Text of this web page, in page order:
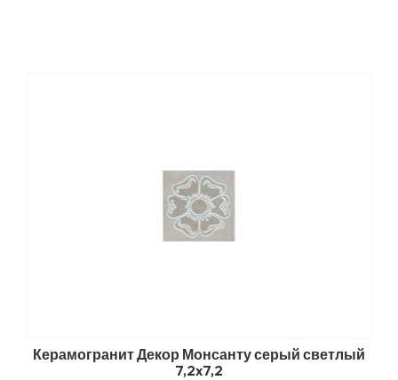
Керамогранит Декор Монсанту серый светлый
7,2x7,2